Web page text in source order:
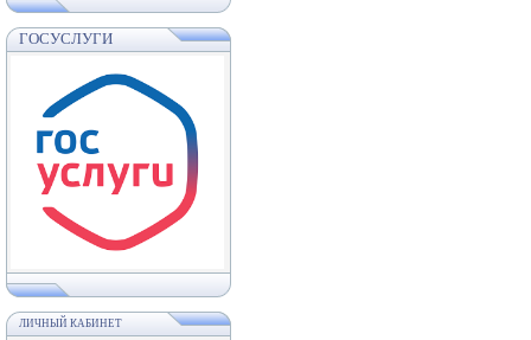
ГОСУСЛУГИ
ЛИЧНЫЙ КАБИНЕТ